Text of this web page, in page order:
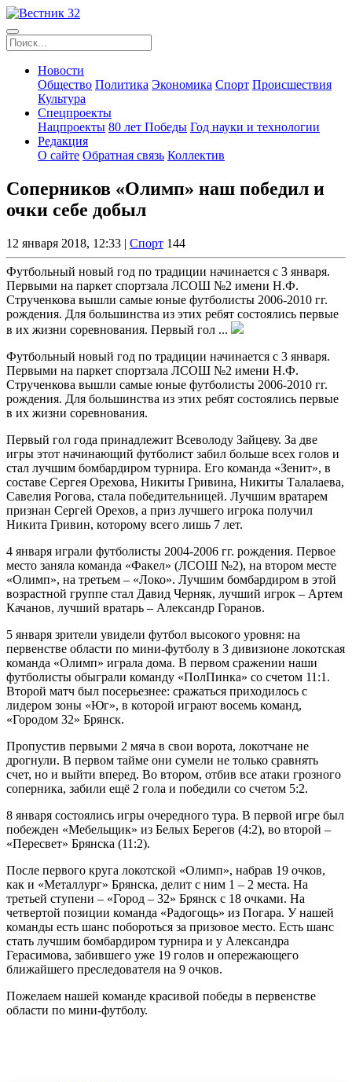
Новости
Общество Политика Экономика Спорт Происшествия
Культура
Спецпроекты
Нацпроекты 80 лет Победы Год науки и технологии
Редакция
О сайте Обратная связь Коллектив
Соперников «Олимп» наш победил и
очки себе добыл
12 января 2018, 12:33 | Спорт 144
Футбольный новый год по традиции начинается с 3 января.
Первыми на паркет спортзала ЛСОШ №2 имени Н.Ф.
Струченкова вышли самые юные футболисты 2006-2010 гг.
рождения. Для большинства из этих ребят состоялись первые
в их жизни соревнования. Первый гол ...
Футбольный новый год по традиции начинается с 3 января.
Первыми на паркет спортзала ЛСОШ №2 имени Н.Ф.
Струченкова вышли самые юные футболисты 2006-2010 гг.
рождения. Для большинства из этих ребят состоялись первые
в их жизни соревнования.
Первый гол года принадлежит Всеволоду Зайцеву. За две
игры этот начинающий футболист забил больше всех голов и
стал лучшим бомбардиром турнира. Его команда «Зенит», в
составе Сергея Орехова, Никиты Гривина, Никиты Талалаева,
Савелия Рогова, стала победительницей. Лучшим вратарем
признан Сергей Орехов, а приз лучшего игрока получил
Никита Гривин, которому всего лишь 7 лет.
4 января играли футболисты 2004-2006 гг. рождения. Первое
место заняла команда «Факел» (ЛСОШ №2), на втором месте
«Олимп», на третьем – «Локо». Лучшим бомбардиром в этой
возрастной группе стал Давид Черняк, лучший игрок – Артем
Качанов, лучший вратарь – Александр Горанов.
5 января зрители увидели футбол высокого уровня: на
первенстве области по мини-футболу в 3 дивизионе локотская
команда «Олимп» играла дома. В первом сражении наши
футболисты обыграли команду «ПолПинка» со счетом 11:1.
Второй матч был посерьезнее: сражаться приходилось с
лидером зоны «Юг», в которой играют восемь команд,
«Городом 32» Брянск.
Пропустив первыми 2 мяча в свои ворота, локотчане не
дрогнули. В первом тайме они сумели не только сравнять
счет, но и выйти вперед. Во втором, отбив все атаки грозного
соперника, забили ещё 2 гола и победили со счетом 5:2.
8 января состоялись игры очередного тура. В первой игре был
побежден «Мебельщик» из Белых Берегов (4:2), во второй –
«Пересвет» Брянска (11:2).
После первого круга локотской «Олимп», набрав 19 очков,
как и «Металлург» Брянска, делит с ним 1 – 2 места. На
третьей ступени – «Город – 32» Брянск с 18 очками. На
четвертой позиции команда «Радогощь» из Погара. У нашей
команды есть шанс побороться за призовое место. Есть шанс
стать лучшим бомбардиром турнира и у Александра
Герасимова, забившего уже 19 голов и опережающего
ближайшего преследователя на 9 очков.
Пожелаем нашей команде красивой победы в первенстве
области по мини-футболу.